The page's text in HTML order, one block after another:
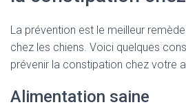
La prévention est le meilleur
chez les chiens. Voici quelques
prévenir la constipation chez votre
Alimentation saine